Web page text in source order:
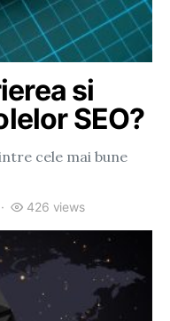
si
SEO?
cele mai bune
426 views